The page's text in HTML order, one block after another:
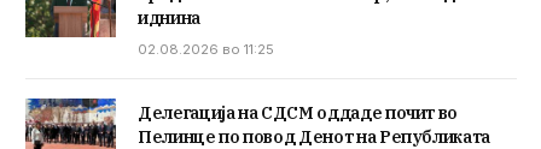
иднина
02.08.2026 во 11:25
Делегација на СДСМ оддаде почит во
Пелинце по повод Денот на Републиката